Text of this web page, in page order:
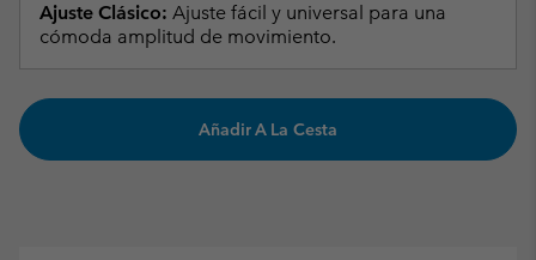
Ajuste Clásico: Ajuste fácil y universal para una
cómoda amplitud de movimiento.
Añadir A La Cesta